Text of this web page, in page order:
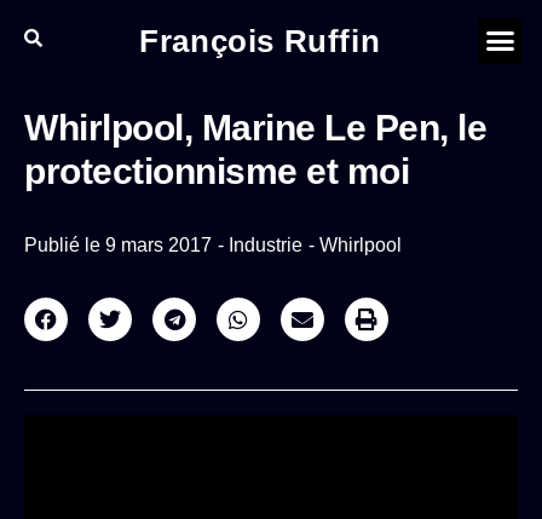
François Ruffin
Whirlpool, Marine Le Pen, le
protectionnisme et moi
Publié le 9 mars 2017 - Industrie - Whirlpool